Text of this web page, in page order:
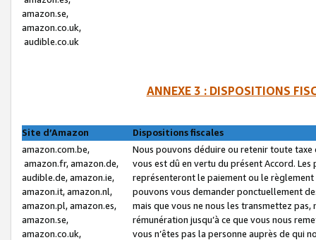
amazon.se,
amazon.co.uk,
audible.co.uk
ANNEXE 3 : DISPOSITIONS
Site d’Amazon
Dispositions fiscales
amazon.com.be,
amazon.fr, amazon.de,
audible.de, amazon.ie,
amazon.it, amazon.nl,
amazon.pl, amazon.es,
amazon.se,
amazon.co.uk,
Nous pouvons déduire ou retenir toute
vous est dû en vertu du présent Accord.
représenteront le paiement ou le
pouvons vous demander ponctuellement
mais que vous ne nous les transmettez
rémunération jusqu’à ce que vous nous
vous n’êtes pas la personne auprès de qui